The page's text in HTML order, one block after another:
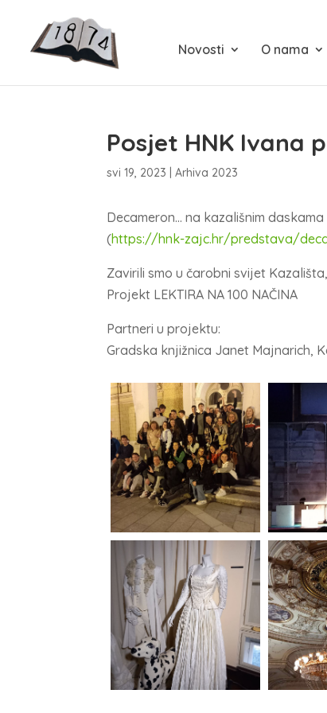
Novosti O nama
Posjet HNK Ivana
svi 19, 2023 |Arhiva 2023
Decameron… na kazališnim
(https://hnk-zajc.hr/predstava/
Zavirili smo u čarobni svijet
Projekt LEKTIRA NA 100 NAČINA
Partneri u projektu:
Gradska knjižnica Janet Majnarich,